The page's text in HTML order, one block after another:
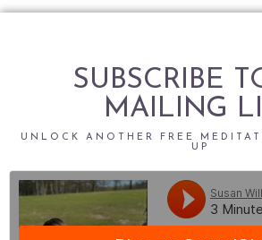
SUBSCRIBE
MAILING
UNLOCK ANOTHER FREE
UP